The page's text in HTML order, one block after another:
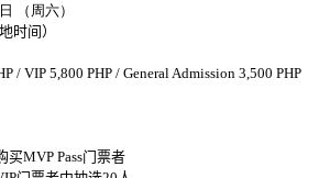
日 （周六）
地时间）
/ VIP 5,800 PHP / General Admission 3,500 PHP
买MVP Pass门票者